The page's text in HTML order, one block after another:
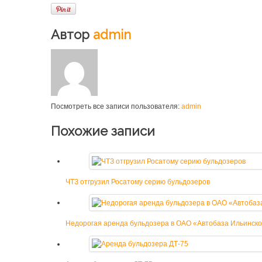
Автор admin
Посмотреть все записи пользователя: admin
Похожие записи
ЧТЗ отгрузил Росатому серию бульдозеров
Недорогая аренда бульдозера в ОАО «Автобаза